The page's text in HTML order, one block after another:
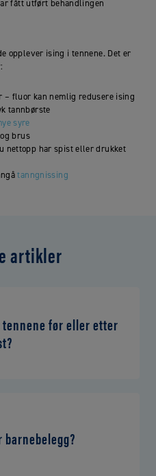
fått utført behandlingen
opplever ising i tennene. Det er
– fluor kan nemlig redusere ising
tannbørste
syre
brus
nettopp har spist eller drukket
tanngnissing
artikler
tennene før eller etter
barnebelegg?